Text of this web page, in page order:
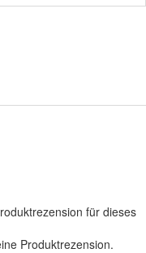
für dieses
Produktrezension.